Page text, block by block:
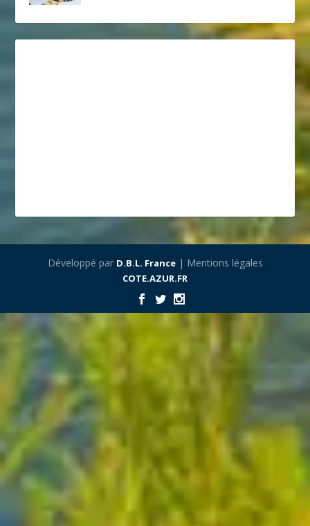
Développé par D.B.L. France| Mentions légales
COTE.AZUR.FR